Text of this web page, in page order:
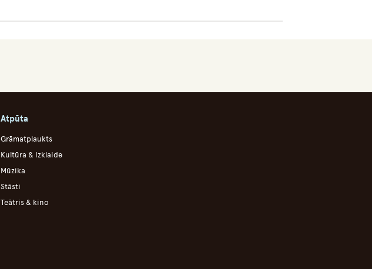
Atpūta
Grāmatplaukts
Kultūra & Izklaide
Mūzika
Stāsti
Teātris & kino